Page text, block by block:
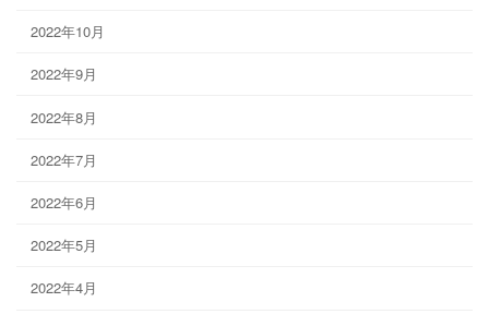
2022年10月
2022年9月
2022年8月
2022年7月
2022年6月
2022年5月
2022年4月